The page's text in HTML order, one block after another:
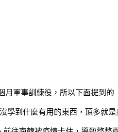
軍事訓練役，所以下面提到的
到什麼有用的東西，頂多就